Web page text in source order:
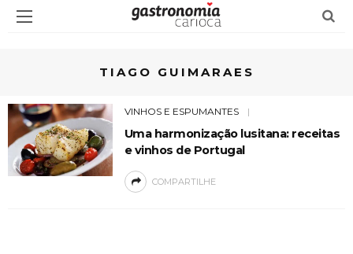
TIAGO GUIMARAES
VINHOS E ESPUMANTES
Uma harmonização lusitana: receitas
e vinhos de Portugal
COMPARTILHE